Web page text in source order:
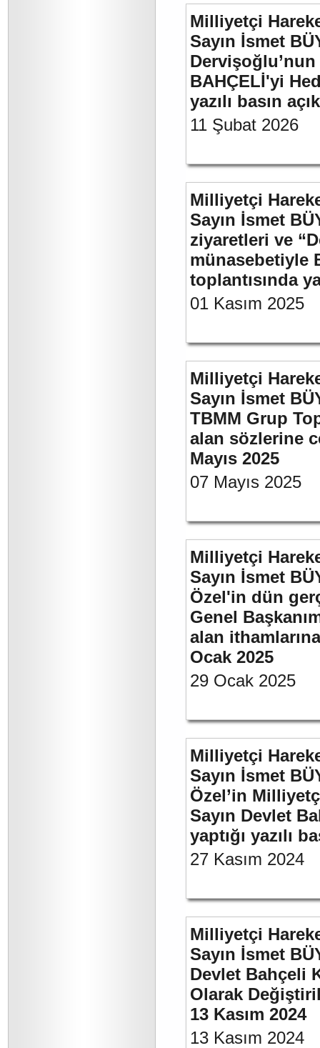
Milliyetçi
Sayın İsmet
Dervişoğlu’nun
BAHÇELİ'yi
yazılı basın
11 Şubat 2026
Milliyetçi
Sayın İsmet
ziyaretleri ve
münasebetiyle
toplantısında
01 Kasım 2025
Milliyetçi
Sayın İsmet
TBMM Grup
alan sözlerine
Mayıs 2025
07 Mayıs 2025
Milliyetçi
Sayın İsmet
Özel'in dün
Genel
alan ithamlarına
Ocak 2025
29 Ocak 2025
Milliyetçi
Sayın İsmet
Özel’in
Sayın Devlet
yaptığı yazılı
27 Kasım 2024
Milliyetçi
Sayın İsmet
Devlet Bahçeli
Olarak
13 Kasım 2024
13 Kasım 2024